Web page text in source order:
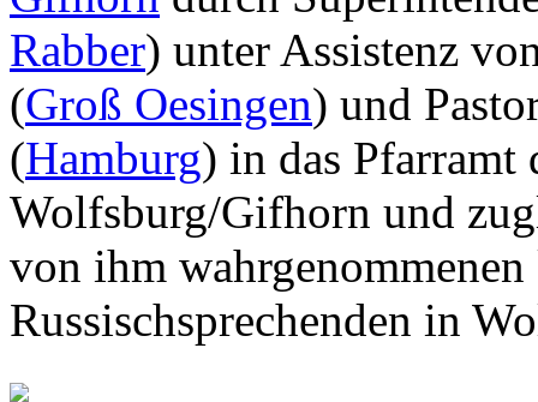
Rabber) unter Assistenz
(Groß Oesingen) und
(Hamburg) in das Pfarramt
Wolfsburg/Gifhorn und
von ihm
Russischsprechenden in